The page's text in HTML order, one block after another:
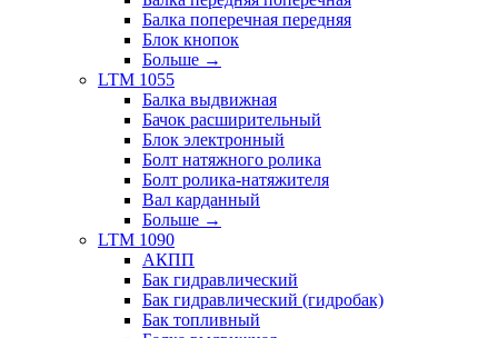
Балка поперечная передняя
Блок кнопок
Больше →
LTM 1055
Балка выдвижная
Бачок расширительный
Блок электронный
Болт натяжного ролика
Болт ролика-натяжителя
Вал карданный
Больше →
LTM 1090
АКПП
Бак гидравлический
Бак гидравлический (гидробак)
Бак топливный